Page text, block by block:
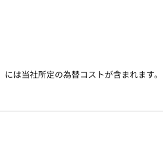
当社所定の為替コストが含まれます